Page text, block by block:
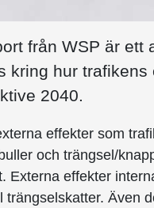
från WSP är
kring hur
2040.
effekter som
och trängsel/
Externa effekter
trängselskatter. Även